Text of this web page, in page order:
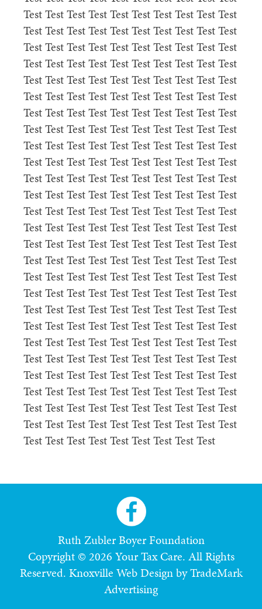
Test Test Test Test Test Test Test Test Test Test
Test Test Test Test Test Test Test Test Test Test
Test Test Test Test Test Test Test Test Test Test
Test Test Test Test Test Test Test Test Test Test
Test Test Test Test Test Test Test Test Test Test
Test Test Test Test Test Test Test Test Test Test
Test Test Test Test Test Test Test Test Test Test
Test Test Test Test Test Test Test Test Test Test
Test Test Test Test Test Test Test Test Test Test
Test Test Test Test Test Test Test Test Test Test
Test Test Test Test Test Test Test Test Test Test
Test Test Test Test Test Test Test Test Test Test
Test Test Test Test Test Test Test Test Test Test
Test Test Test Test Test Test Test Test Test Test
Test Test Test Test Test Test Test Test Test Test
Test Test Test Test Test Test Test Test Test Test
Test Test Test Test Test Test Test Test Test Test
Test Test Test Test Test Test Test Test Test Test
Test Test Test Test Test Test Test Test Test Test
Test Test Test Test Test Test Test Test Test Test
Test Test Test Test Test Test Test Test Test Test
Test Test Test Test Test Test Test Test Test Test
Test Test Test Test Test Test Test Test Test Test
Test Test Test Test Test Test Test Test Test Test
Test Test Test Test Test Test Test Test Test Test
Test Test Test Test Test Test Test Test Test Test
Test Test Test Test Test Test Test Test Test
Ruth Zubler Boyer Foundation
Copyright © 2026 Your Tax Care. All Rights
Reserved. Knoxville Web Design by TradeMark
Advertising